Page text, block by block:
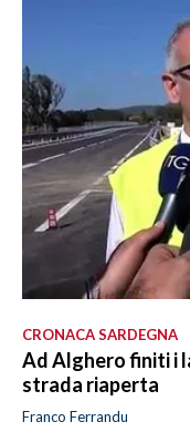
CRONACA SARDEGNA
Ad Alghero finiti i
strada riaperta
Franco Ferrandu